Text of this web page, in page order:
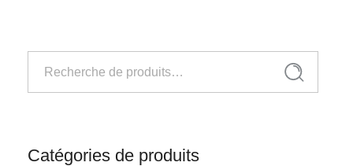
pour :
Recherche
Catégories de produits